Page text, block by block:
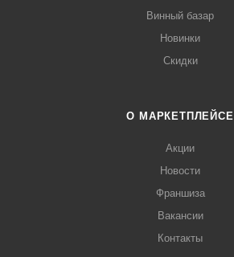
Винный базар
Новинки
Скидки
О МАРКЕТПЛЕЙСЕ
Акции
Новости
Франшиза
Вакансии
Контакты